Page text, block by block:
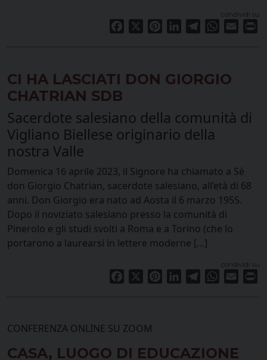
condividi su
Facebook PinterestLinkedInTelegramWhatsApp
Email
CI HA LASCIATI DON GIORGIO
CHATRIAN SDB
Sacerdote salesiano della comunità di
Vigliano Biellese originario della
nostra Valle
Domenica 16 aprile 2023, il Signore ha chiamato a Sé
don Giorgio Chatrian, sacerdote salesiano, all’età di 68
anni. Don Giorgio era nato ad Aosta il 6 marzo 1955.
Dopo il noviziato salesiano presso la comunità di
Pinerolo e gli studi svolti a Roma e a Torino (che lo
portarono a laurearsi in lettere moderne […]
condividi su
Facebook PinterestLinkedInTelegramWhatsApp
Email
CONFERENZA ONLINE SU ZOOM
CASA, LUOGO DI EDUCAZIONE